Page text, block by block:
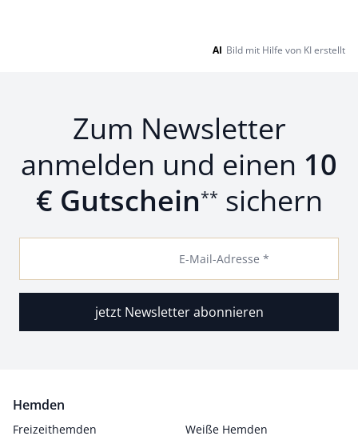
AI Bild mit Hilfe von KI erstellt
Zum Newsletter
anmelden und einen 10
€ Gutschein** sichern
E-Mail-Adresse *
jetzt Newsletter abonnieren
Hemden
Freizeithemden
Weiße Hemden